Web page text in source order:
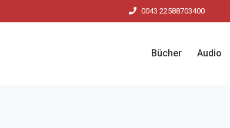
0043 22588703400
Bücher Audio